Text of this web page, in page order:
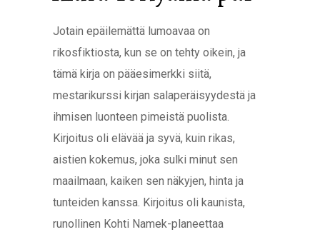
Jotain epäilemättä lumoavaa on
rikosfiktiosta, kun se on tehty oikein, ja
tämä kirja on pääesimerkki siitä,
mestarikurssi kirjan salaperäisyydestä ja
ihmisen luonteen pimeistä puolista.
Kirjoitus oli elävää ja syvä, kuin rikas,
aistien kokemus, joka sulki minut sen
maailmaan, kaiken sen näkyjen, hinta ja
tunteiden kanssa. Kirjoitus oli kaunista,
runollinen Kohti Namek-planeettaa